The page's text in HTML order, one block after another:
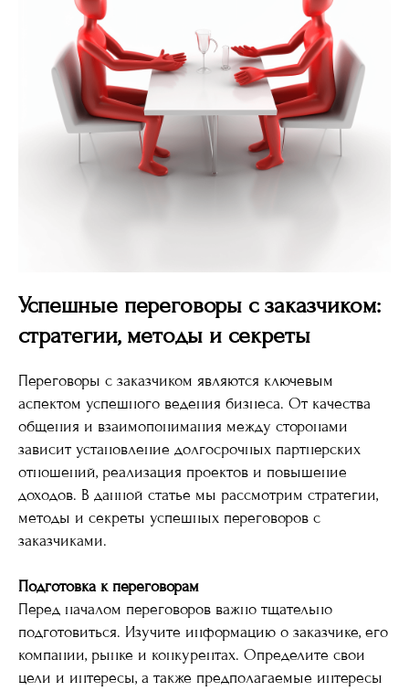
Успешные переговоры с заказчиком:
стратегии, методы и секреты
Переговоры с заказчиком являются ключевым
аспектом успешного ведения бизнеса. От качества
общения и взаимопонимания между сторонами
зависит установление долгосрочных партнерских
отношений, реализация проектов и повышение
доходов. В данной статье мы рассмотрим стратегии,
методы и секреты успешных переговоров с
заказчиками.
Подготовка к переговорам
Перед началом переговоров важно тщательно
подготовиться. Изучите информацию о заказчике, его
компании, рынке и конкурентах. Определите свои
цели и интересы, а также предполагаемые интересы